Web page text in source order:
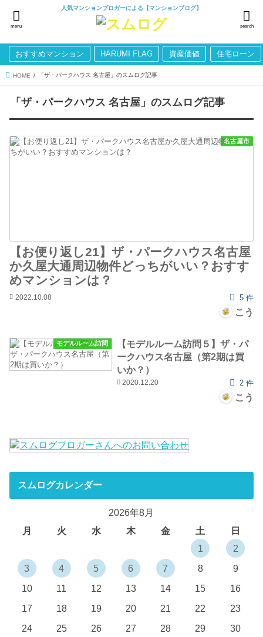
人気マンションブロガーによる【マンションブログ】
search
menu
おすすめマンション HARUMI FLAG 資産価値 住宅ローン
HOME 「ザ・パークハウス 名古屋」のスムログ記事
「ザ・パークハウス 名古屋」のスムログ記事
名古屋市
【お便り返し21】ザ・パークハウス名古屋
か久屋大通周辺物件どっちがいい？おすす
めマンションは？
2022.10.08 5 件
こう
モデルルーム訪問
【モデルルーム訪問５】ザ・パ
ークハウス名古屋（第2期は買
いか？）
2020.12.20 2 件
こう
スムログカレンダー
2026年8月
月
火 水 木 金 土
日
1
2
3
4 5 6 7 8
9
10
11 12 13 14 15
16
17
18 19 20 21 22
23
24
25 26 27 28 29
30